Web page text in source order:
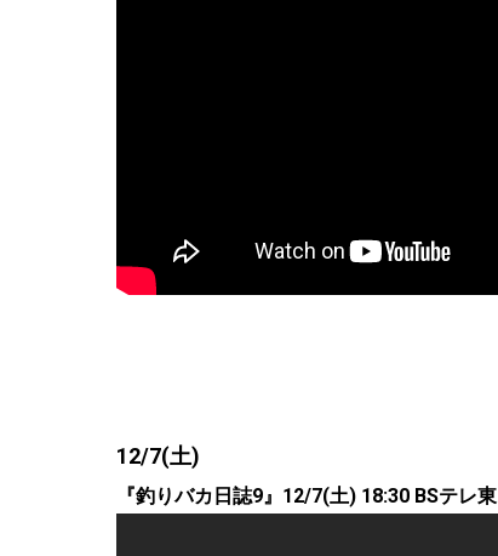
12/7(土)
『釣りバカ日誌9』12/7(土) 18:30 BSテレ東